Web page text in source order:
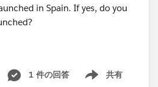
in Spain. If yes, do you
1 件の回答 共有
Show menu